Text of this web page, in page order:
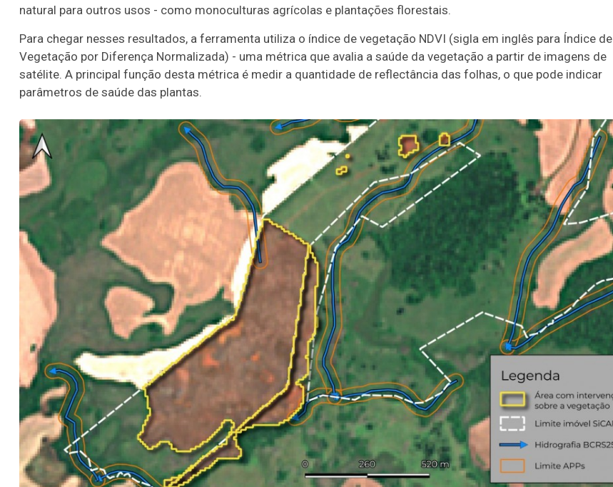
natural para outros usos - como monoculturas agrícolas e plantações florestais.
Para chegar nesses resultados, a ferramenta utiliza o índice de vegetação NDVI (sigla em inglês para Índice de
Vegetação por Diferença Normalizada) - uma métrica que avalia a saúde da vegetação a partir de imagens de
satélite. A principal função desta métrica é medir a quantidade de reflectância das folhas, o que pode indicar
parâmetros de saúde das plantas.